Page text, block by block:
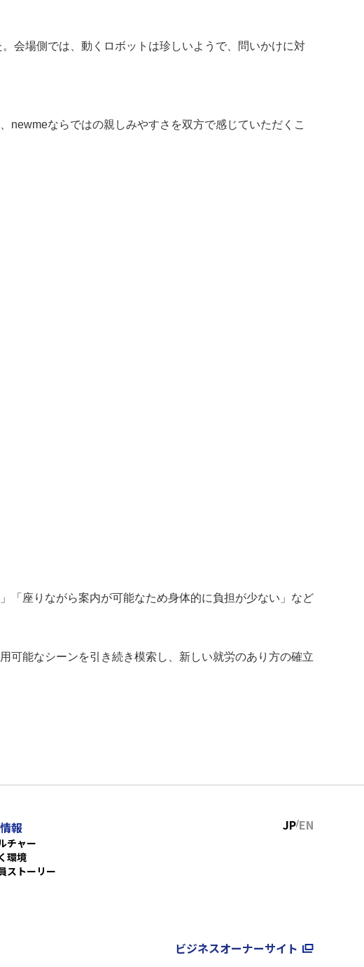
会場側では、動くロボットは珍しいようで、問いかけに対
newmeならではの親しみやすさを双方で感じていただくこ
「座りながら案内が可能なため身体的に負担が少ない」など
可能なシーンを引き続き模索し、新しい就労のあり方の確立
報
チャー
環境
ストーリー
ビジネスオーナーサイト
JP EN